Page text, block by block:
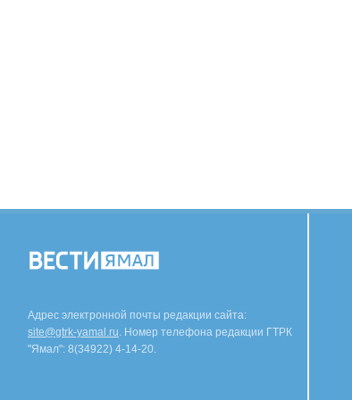
Адрес электронной почты редакции сайта:
site@gtrk-yamal.ru. Номер телефона редакции ГТРК
"Ямал": 8(34922) 4-14-20.